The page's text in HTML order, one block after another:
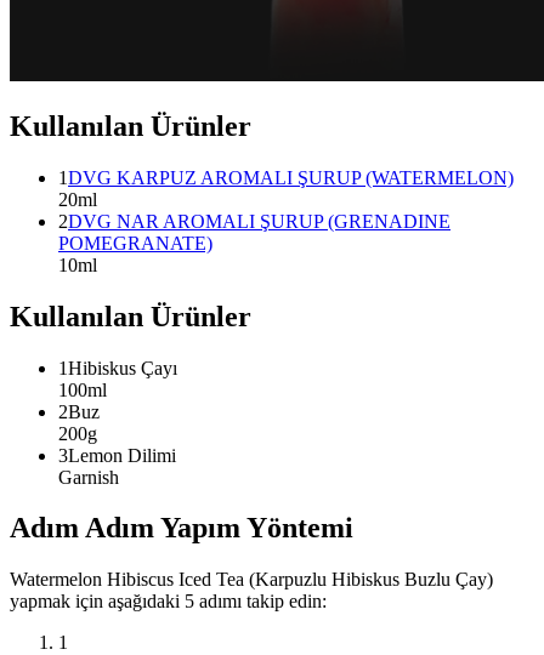
Kullanılan Ürünler
1DVG KARPUZ AROMALI ŞURUP (WATERMELON)
20ml
2DVG NAR AROMALI ŞURUP (GRENADINE
POMEGRANATE)
10ml
Kullanılan Ürünler
1Hibiskus Çayı
100ml
2Buz
200g
3Lemon Dilimi
Garnish
Adım Adım Yapım Yöntemi
Watermelon Hibiscus Iced Tea (Karpuzlu Hibiskus Buzlu Çay)
yapmak için aşağıdaki 5 adımı takip edin:
1